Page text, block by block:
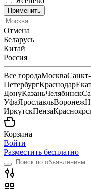
Применить
Отмена
Беларусь
Китай
Россия
Все городаМоскваСанкт-
ПетербургКраснодар
ДонуКазаньЧелябинск
УфаЯрославльВоронеж
ИркутскПенза
Корзина
Войти
Разместить бесплатно